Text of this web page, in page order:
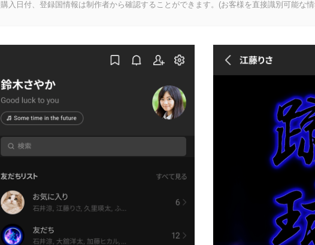
購入日付、登録国情報は制作者から確認することができます。(お客様を直接識別可能な